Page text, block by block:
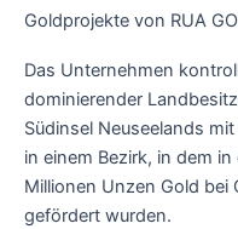
Goldprojekte von RUA
Das Unternehmen
dominierender
Südinsel Neuseelands
in einem Bezirk, in dem
Millionen Unzen Gold
gefördert wurden.